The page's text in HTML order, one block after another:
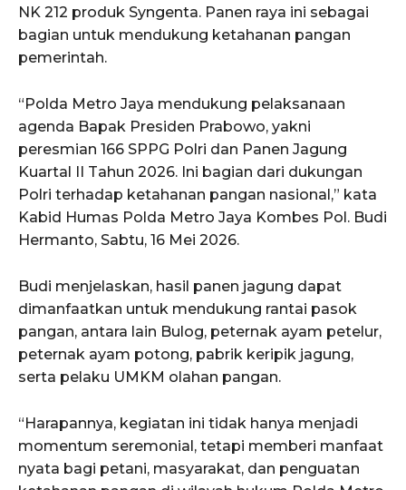
NK 212 produk Syngenta. Panen raya ini sebagai
bagian untuk mendukung ketahanan pangan
pemerintah.
“Polda Metro Jaya mendukung pelaksanaan
agenda Bapak Presiden Prabowo, yakni
peresmian 166 SPPG Polri dan Panen Jagung
Kuartal II Tahun 2026. Ini bagian dari dukungan
Polri terhadap ketahanan pangan nasional,” kata
Kabid Humas Polda Metro Jaya Kombes Pol. Budi
Hermanto, Sabtu, 16 Mei 2026.
Budi menjelaskan, hasil panen jagung dapat
dimanfaatkan untuk mendukung rantai pasok
pangan, antara lain Bulog, peternak ayam petelur,
peternak ayam potong, pabrik keripik jagung,
serta pelaku UMKM olahan pangan.
“Harapannya, kegiatan ini tidak hanya menjadi
momentum seremonial, tetapi memberi manfaat
nyata bagi petani, masyarakat, dan penguatan